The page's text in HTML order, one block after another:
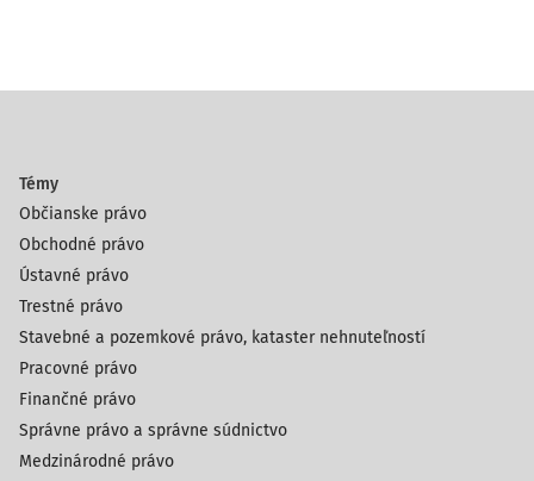
Témy
Občianske právo
Obchodné právo
Ústavné právo
Trestné právo
Stavebné a pozemkové právo, kataster nehnuteľností
Pracovné právo
Finančné právo
Správne právo a správne súdnictvo
Medzinárodné právo